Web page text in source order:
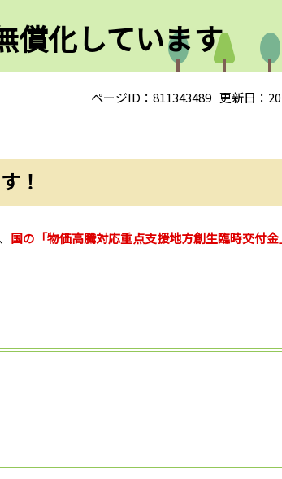
償化しています
ページID：811343489 更新日：
！
国の「物価高騰対応重点支援地方創生臨時交付